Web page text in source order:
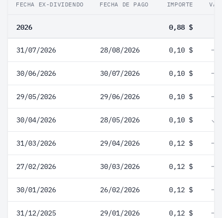
FECHA EX-DIVIDENDO FECHA DE PAGO IMPORTE
2026 0,88 $
31/07/2026 28/08/2026 0,10 $
30/06/2026 30/07/2026 0,10 $
29/05/2026 29/06/2026 0,10 $
30/04/2026 28/05/2026 0,10 $
31/03/2026 29/04/2026 0,12 $
27/02/2026 30/03/2026 0,12 $
30/01/2026 26/02/2026 0,12 $
31/12/2025 29/01/2026 0,12 $